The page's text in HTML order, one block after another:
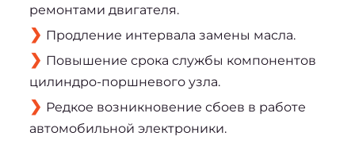
ремонтами двигателя.
Продление интервала замены масла.
Повышение срока службы компонентов
цилиндро-поршневого узла.
Редкое возникновение сбоев в работе
автомобильной электроники.